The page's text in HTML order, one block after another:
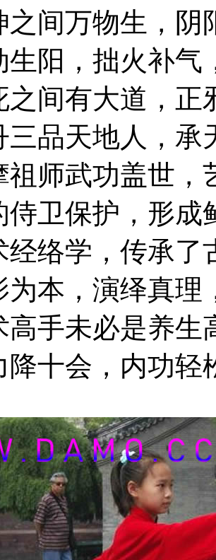
万物生，阴
，拙火补气
有大道，正
三品天地人，承
武功盖世，
侍卫保护，形成
学，传承了
为本，演绎真理
未必是养生
降十会，内功轻